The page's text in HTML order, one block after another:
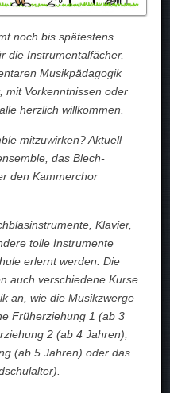
noch bis spätestens
die Instrumentalfächer,
Musikpädagogik
mit Vorkenntnissen oder
herzlich willkommen.
mitzuwirken? Aktuell
das Blech-
den Kammerchor
Klavier,
tolle Instrumente
erlernt werden. Die
auch verschiedene Kurse
an, wie die Musikzwerge
Früherziehung 1 (ab 3
2 (ab 4 Jahren),
(ab 5 Jahren) oder das